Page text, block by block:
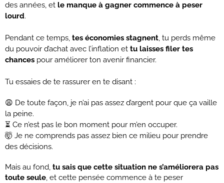
des années, et le manque à gagner commence à peser
lourd.
Pendant ce temps, tes économies stagnent, tu perds même
du pouvoir d’achat avec l’inflation et tu laisses filer tes
chances pour améliorer ton avenir financier.
Tu essaies de te rassurer en te disant :
😩 De toute façon, je n’ai pas assez d’argent pour que ça vaille
la peine.
⏳ Ce n’est pas le bon moment pour m’en occuper.
🤯 Je ne comprends pas assez bien ce milieu pour prendre
des décisions.
Mais au fond, tu sais que cette situation ne s’améliorera pas
toute seule, et cette pensée commence à te peser